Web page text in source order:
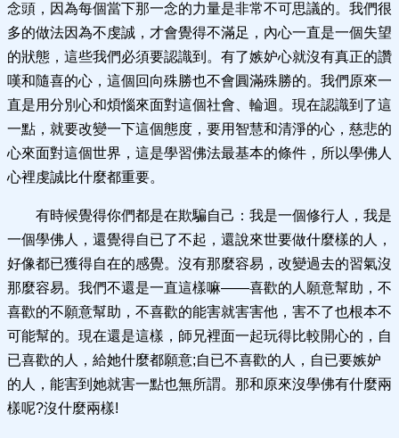
念頭，因為每個當下那一念的力量是非常不可思議的。我們很
多的做法因為不虔誠，才會覺得不滿足，內心一直是一個失望
的狀態，這些我們必須要認識到。有了嫉妒心就沒有真正的讚
嘆和隨喜的心，這個回向殊勝也不會圓滿殊勝的。我們原來一
直是用分別心和煩惱來面對這個社會、輪迴。現在認識到了這
一點，就要改變一下這個態度，要用智慧和清淨的心，慈悲的
心來面對這個世界，這是學習佛法最基本的條件，所以學佛人
心裡虔誠比什麼都重要。
有時候覺得你們都是在欺騙自己：我是一個修行人，我是
一個學佛人，還覺得自已了不起，還說來世要做什麼樣的人，
好像都已獲得自在的感覺。沒有那麼容易，改變過去的習氣沒
那麼容易。我們不還是一直這樣嘛——喜歡的人願意幫助，不
喜歡的不願意幫助，不喜歡的能害就害害他，害不了也根本不
可能幫的。現在還是這樣，師兄裡面一起玩得比較開心的，自
已喜歡的人，給她什麼都願意;自已不喜歡的人，自已要嫉妒
的人，能害到她就害一點也無所謂。那和原來沒學佛有什麼兩
樣呢?沒什麼兩樣!